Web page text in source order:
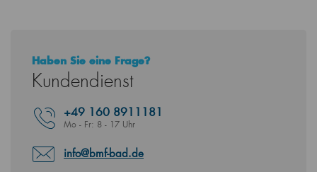
Haben Sie eine Frage?
Kundendienst
+49 160 8911181
Mo - Fr: 8 - 17 Uhr
info@bmf-bad.de